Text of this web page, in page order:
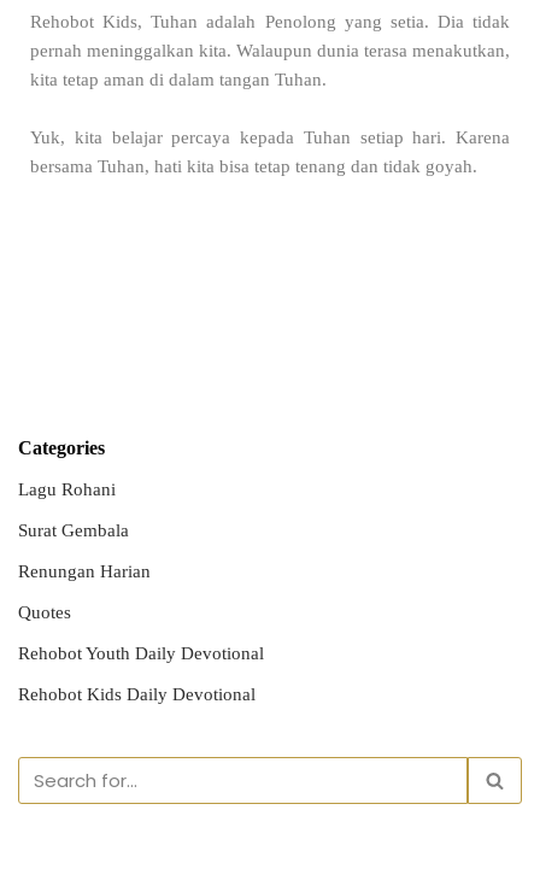
Rehobot Kids, Tuhan adalah Penolong yang setia. Dia tidak
pernah meninggalkan kita. Walaupun dunia terasa menakutkan,
kita tetap aman di dalam tangan Tuhan.
Yuk, kita belajar percaya kepada Tuhan setiap hari. Karena
bersama Tuhan, hati kita bisa tetap tenang dan tidak goyah.
Categories
Lagu Rohani
Surat Gembala
Renungan Harian
Quotes
Rehobot Youth Daily Devotional
Rehobot Kids Daily Devotional